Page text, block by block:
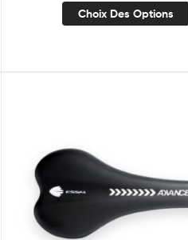
Choix Des Options